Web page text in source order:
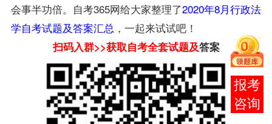
在线
客服
会事半功倍。自考365网给大家整理了2020年8月行政法
学自考试题及答案汇总 ，一起来试试吧！
扫码入群>>获取自考全套试题及答案